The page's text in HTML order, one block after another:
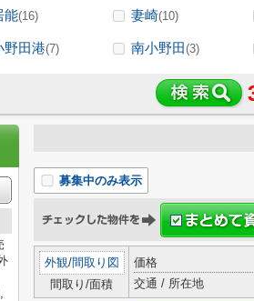
能(16) 妻崎(10)
野田港(7) 南小野田(3)
募集中のみ表示
外観/間取り図
間取り/面積
価格
交通 / 所在地